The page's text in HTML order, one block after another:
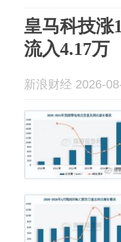
皇马科技涨
流入4.17万
新浪财经 2026-